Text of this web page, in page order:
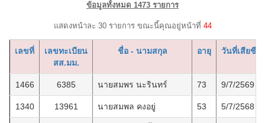
ข้อมูลทั้งหมด 1473 รายการ
แสดงหน้าละ 30 รายการ ขณะนี้คุณอยู่หน้าที่ 44
เลขที่
เลขทะเบียน
สส.มม.
ชื่อ - นามสกุล อายุ วันที่เสียชีวิ
1466 6385 นายสมพร นะรินทร์ 73 9/7/2569
1340 13961 นายสมพล คงอยู่ 53 5/7/2568